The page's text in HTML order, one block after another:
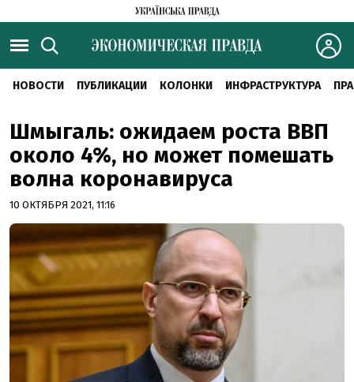
НОВОСТИ ПУБЛИКАЦИИ КОЛОНКИ ИНФРАСТРУКТУРА
Шмыгаль: ожидаем роста ВВП
около 4%, но может помешать
волна коронавируса
10 ОКТЯБРЯ 2021, 11:16